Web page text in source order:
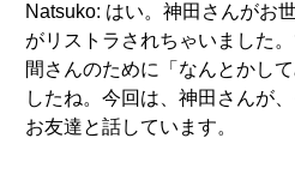
Natsuko: はい。神田さんがお
がリストラされちゃいました
間さんのために「なんとかし
したね。今回は、神田さんが
お友達と話しています。